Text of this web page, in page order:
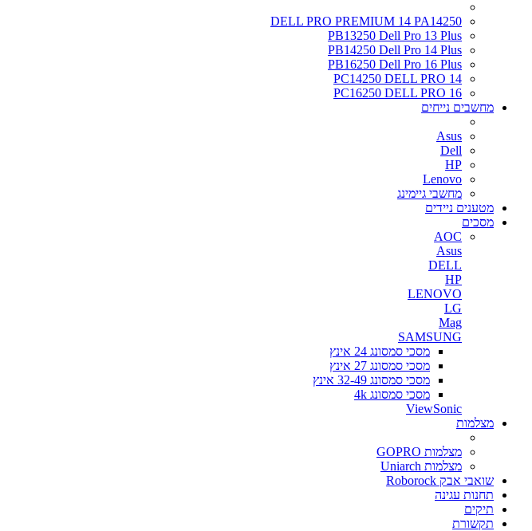
DELL PRO PREMIUM 14 PA14250
PB13250 Dell Pro 13 Plus
PB14250 Dell Pro 14 Plus
PB16250 Dell Pro 16 Plus
PC14250 DELL PRO 14
PC16250 DELL PRO 16
מחשבים נייחים
Asus
Dell
HP
Lenovo
מחשבי גיימינג
מטענים ניידים
מסכים
AOC
Asus
DELL
HP
LENOVO
LG
Mag
SAMSUNG
מסכי סמסונג 24 אינץ
מסכי סמסונג 27 אינץ
מסכי סמסונג 32-49 אינץ
מסכי סמסונג 4k
ViewSonic
מצלמות
מצלמות GOPRO
מצלמות Uniarch
שואבי אבק Roborock
תחנות עגינה
תיקים
תקשורת